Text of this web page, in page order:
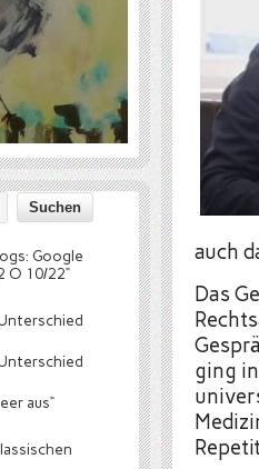
auch
Das
ging
Google
O 10/22“
aus“